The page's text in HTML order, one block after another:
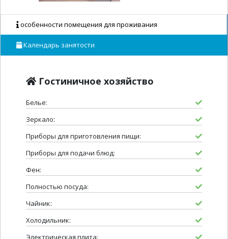
особенности помещения для проживания
Календарь занятости
Гостиничное хозяйство
Белье:
Зеркало:
Приборы для приготовления пищи:
Приборы для подачи блюд:
Фен:
Полностью посуда:
Чайник:
Холодильник:
Электрическая плита: